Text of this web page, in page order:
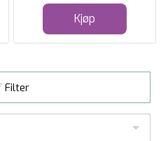
Kjøp
Filter